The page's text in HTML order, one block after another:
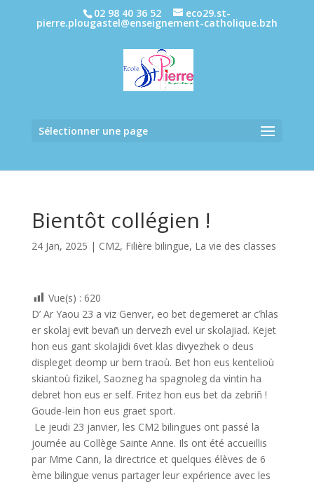
02 98 40 36 52 eco29.st-
pierre.plougastel@enseignement-catholique.bzh
Sélectionner une page
Bientôt collégien !
24 Jan, 2025 | CM2, Filière bilingue, La vie des classes
Vue(s) : 620
D’ Ar Yaou 23 a viz Genver, eo bet degemeret ar c’hlas
er skolaj evit bevañ un dervezh evel ur skolajiad. Kejet
hon eus gant skolajidi 6vet klas divyezhek o deus
displeget deomp ur bern traoù. Bet hon eus kentelioù
skiantoù fizikel, Saozneg ha spagnoleg da vintin ha
debret hon eus er self. Fritez hon eus bet da zebriñ !
Goude-lein hon eus graet sport.
Le jeudi 23 janvier, les CM2 bilingues ont passé la
journée au Collège Sainte Anne. Ils ont été accueillis
par Mme Cann, la directrice et quelques élèves de 6
ème bilingue venus partager leur expérience avec les